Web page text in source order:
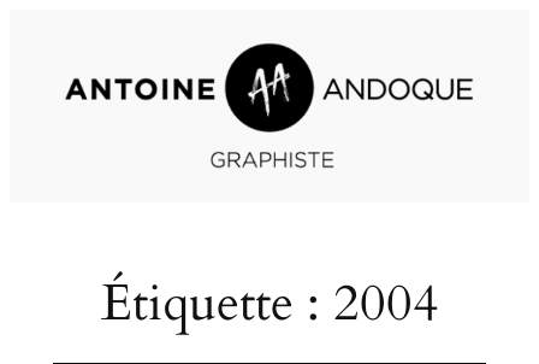
contenu
Étiquette : 2004